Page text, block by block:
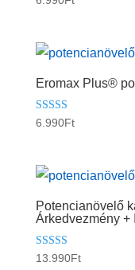
Eromax Plus®
Értékelés:
6.990Ft
Potencianövelő
Árkedvezmény +
Értékelés:
13.990Ft